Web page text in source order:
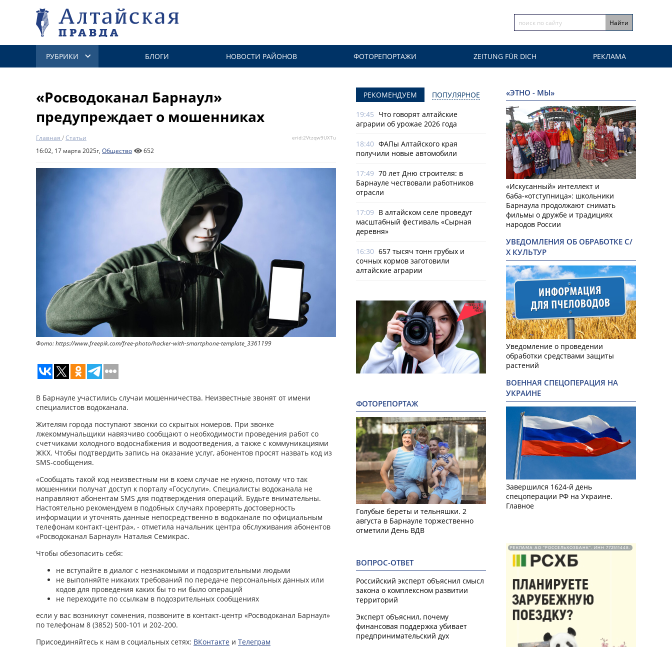
РУБРИКИ БЛОГИ НОВОСТИ РАЙОНОВ ФОТОРЕПОРТАЖИ ZEITUNG FÜR DICH РЕКЛАМА
«Росводоканал Барнаул»
предупреждает о мошенниках
Главная /Статьи
16:02, 17 марта 2025г, Общество 652
erid:2Vtzqw9UXTu
Фото: https://www.freepik.com/free-photo/hacker-with-smartphone-template_3361199
В Барнауле участились случаи мошенничества. Неизвестные звонят от имени
специалистов водоканала.
Жителям города поступают звонки со скрытых номеров. При звонке
лжекоммунальщики навязчиво сообщают о необходимости проведения работ со
счетчиками холодного водоснабжения и водоотведения, а также с коммуникациями
ЖКХ. Чтобы подтвердить запись на оказание услуг, абонентов просят назвать код из
SMS-сообщения.
«Сообщать такой код неизвестным ни в коем случае не нужно, потому что так
мошенники получат доступ к порталу «Госуслуги». Специалисты водоканала не
направляют абонентам SMS для подтверждения операций. Будьте внимательны.
Настоятельно рекомендуем в подобных случаях проверять достоверность
информации и уточнять данные непосредственно в водоканале по официальным
телефонам контакт-центра», - отметила начальник центра обслуживания абонентов
«Росводоканал Барнаул» Наталья Семикрас.
Чтобы обезопасить себя:
не вступайте в диалог с незнакомыми и подозрительными людьми
не выполняйте никаких требований по передаче персональных данных или
кодов для проведения каких бы то ни было операций
не переходите по ссылкам в подозрительных сообщениях
если у вас возникнут сомнения, позвоните в контакт-центр «Росводоканал Барнаул»
по телефонам 8 (3852) 500-101 и 202-200.
Присоединяйтесь к нам в социальных сетях: ВКонтакте и Телеграм
РЕКОМЕНДУЕМ ПОПУЛЯРНОЕ
19:45 Что говорят алтайские
аграрии об урожае 2026 года
18:40 ФАПы Алтайского края
получили новые автомобили
17:49 70 лет Дню строителя: в
Барнауле чествовали работников
отрасли
17:09 В алтайском селе проведут
масштабный фестиваль «Сырная
деревня»
16:30 657 тысяч тонн грубых и
сочных кормов заготовили
алтайские аграрии
ФОТОРЕПОРТАЖ
Голубые береты и тельняшки. 2
августа в Барнауле торжественно
отметили День ВДВ
ВОПРОС-ОТВЕТ
Российский эксперт объяснил смысл
закона о комплексном развитии
территорий
Эксперт объяснил, почему
финансовая поддержка убивает
предпринимательский дух
«ЭТНО - МЫ»
«Искусанный» интеллект и
баба-«отступница»: школьники
Барнаула продолжают снимать
фильмы о дружбе и традициях
народов России
УВЕДОМЛЕНИЯ ОБ ОБРАБОТКЕ С/
Х КУЛЬТУР
Уведомление о проведении
обработки средствами защиты
растений
ВОЕННАЯ СПЕЦОПЕРАЦИЯ НА
УКРАИНЕ
Завершился 1624-й день
спецоперации РФ на Украине.
Главное
РЕКЛАМА АО "РОССЕЛЬХОЗБАНК". ИНН 772511448.